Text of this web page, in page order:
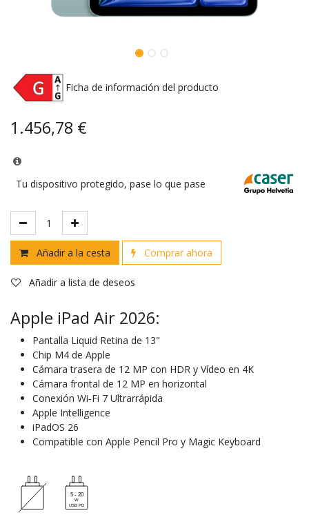
Ficha de información del producto
1.456,78 €
Tu dispositivo protegido, pase lo que pase
Añadir a la cesta Comprar ahora
Añadir a lista de deseos
Apple iPad Air 2026:
Pantalla Liquid Retina de 13"
Chip M4 de Apple
Cámara trasera de 12 MP con HDR y Vídeo en 4K
Cámara frontal de 12 MP en horizontal
Conexión Wi‑Fi 7 Ultrarrápida
Apple Intelligence
iPadOS 26
Compatible con Apple Pencil Pro y Magic Keyboard